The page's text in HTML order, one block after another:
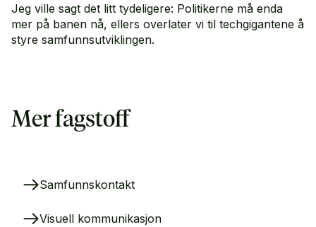
Jeg ville sagt det litt tydeligere: Politikerne må enda
mer på banen nå, ellers overlater vi til techgigantene å
styre samfunnsutviklingen.
Mer fagstoff
Samfunnskontakt
Visuell kommunikasjon